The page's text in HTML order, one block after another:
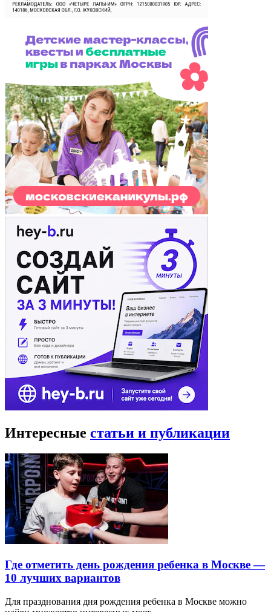
Интересные статьи и публикации
Где отметить день рождения ребенка в Москве —
10 лучших вариантов
Для празднования дня рождения ребенка в Москве можно